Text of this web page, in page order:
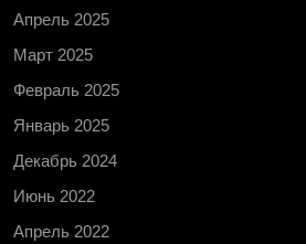
Апрель 2025
Март 2025
Февраль 2025
Январь 2025
Декабрь 2024
Июнь 2022
Апрель 2022